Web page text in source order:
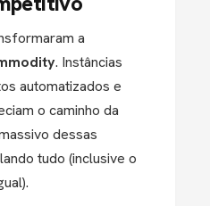
a
. Instâncias
automatizados e
o caminho da
dessas
tudo (inclusive o